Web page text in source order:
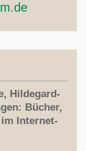
Hildegard-
Bücher,
Internet-